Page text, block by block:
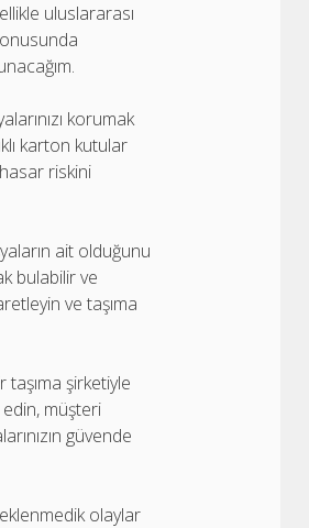
uluslararası
korumak
karton kutular
riskini
ait olduğunu
bulabilir ve
ve taşıma
taşıma şirketiyle
edin, müşteri
güvende
olaylar